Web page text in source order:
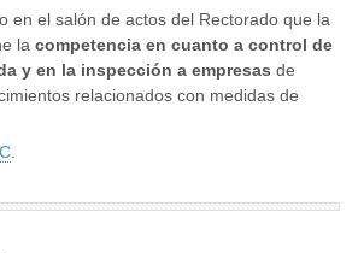
en el salón de actos del Rectorado que la
la competencia en cuanto a control de
y en la inspección a empresas de
relacionados con medidas de